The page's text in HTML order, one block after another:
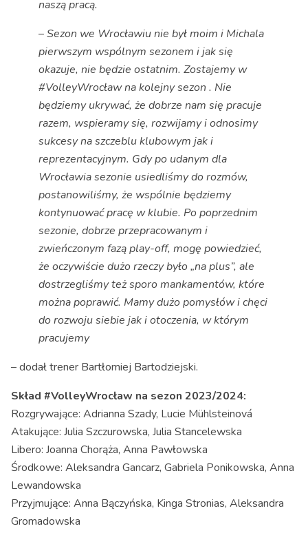
naszą pracą.
–Sezon we Wrocławiu nie był moim i Michala
pierwszym wspólnym sezonem i jak się
okazuje, nie będzie ostatnim. Zostajemy w
#VolleyWrocław na kolejny sezon . Nie
będziemy ukrywać, że dobrze nam się pracuje
razem, wspieramy się, rozwijamy i odnosimy
sukcesy na szczeblu klubowym jak i
reprezentacyjnym. Gdy po udanym dla
Wrocławia sezonie usiedliśmy do rozmów,
postanowiliśmy, że wspólnie będziemy
kontynuować pracę w klubie. Po poprzednim
sezonie, dobrze przepracowanym i
zwieńczonym fazą play-off, mogę powiedzieć,
że oczywiście dużo rzeczy było „na plus”, ale
dostrzegliśmy też sporo mankamentów, które
można poprawić. Mamy dużo pomysłów i chęci
do rozwoju siebie jak i otoczenia, w którym
pracujemy
– dodał trener Bartłomiej Bartodziejski.
Skład #VolleyWrocław na sezon 2023/2024:
Rozgrywające: Adrianna Szady, Lucie Mühlsteinová
Atakujące: Julia Szczurowska, Julia Stancelewska
Libero: Joanna Chorąża, Anna Pawłowska
Środkowe: Aleksandra Gancarz, Gabriela Ponikowska, Anna
Lewandowska
Przyjmujące: Anna Bączyńska, Kinga Stronias, Aleksandra
Gromadowska